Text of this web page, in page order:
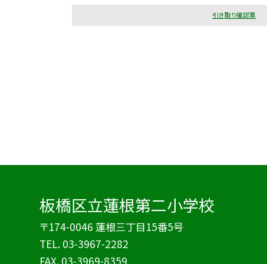
引き取り確認票
板橋区立蓮根第二小学校
〒174-0046 蓮根三丁目15番5号
TEL. 03-3967-2282
FAX. 03-3969-8359